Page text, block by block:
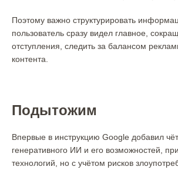
Поэтому важно структурировать
пользователь сразу видел главное,
отступления, следить за балансом
контента.
Подытожим
Впервые в инструкцию Google добавил
генеративного ИИ и его возможностей,
технологий, но с учётом рисков